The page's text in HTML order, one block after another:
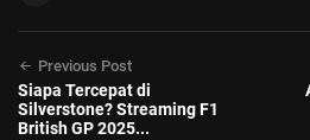
Previous Post
Siapa Tercepat di
Silverstone? Streaming F1
British GP 2025...